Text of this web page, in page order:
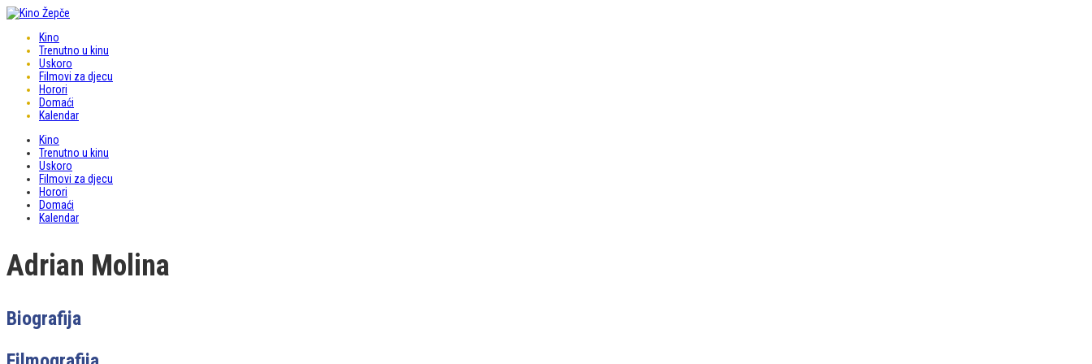
Kino
Trenutno u kinu
Uskoro
Filmovi za djecu
Horori
Domaći
Kalendar
Kino
Trenutno u kinu
Uskoro
Filmovi za djecu
Horori
Domaći
Kalendar
Adrian Molina
Biografija